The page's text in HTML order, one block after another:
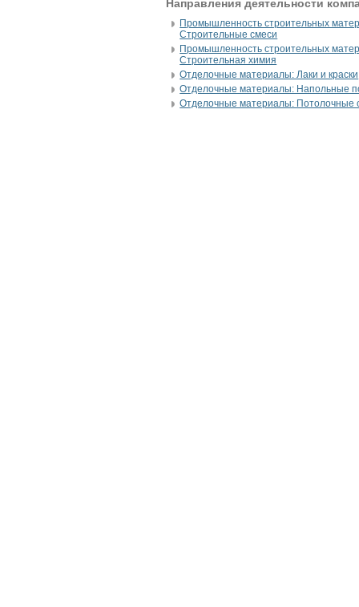
Направления деятельности
Промышленность строительных
Строительные смеси
Промышленность строительных
Строительная химия
Отделочные материалы: Лаки и краски
Отделочные материалы: Напольные
Отделочные материалы: Потолочные